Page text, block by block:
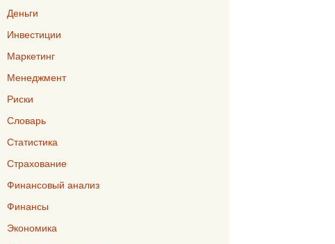
Деньги
Инвестиции
Маркетинг
Менеджмент
Риски
Словарь
Статистика
Страхование
Финансовый анализ
Финансы
Экономика